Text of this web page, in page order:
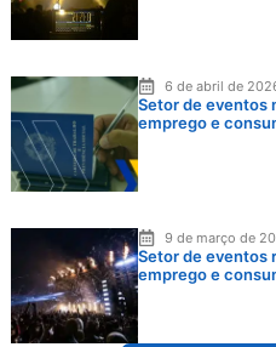
6 de abril de
Setor de eventos
emprego e
9 de março de
Setor de eventos
emprego e